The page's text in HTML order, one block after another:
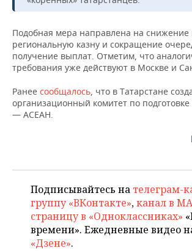
Подобная мера направлена на снижение
региональную казну и сокращение
получение выплат. Отметим, что
требования уже действуют в Москве и
Ранее сообщалось, что в Татарстане
организационный комитет по
— АСЕАН.
Подписывайтесь на телеграм-
группу «ВКонтакте»,канал в
страницу в «Одноклассниках»
времени». Ежедневные видео
«Дзене».